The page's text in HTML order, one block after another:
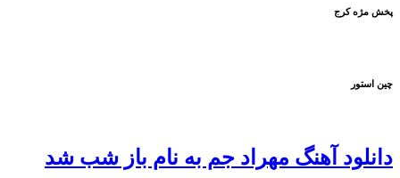
پخش مژه کرج
چین استور
دانلود آهنگ مهراد جم به نام باز شب شد